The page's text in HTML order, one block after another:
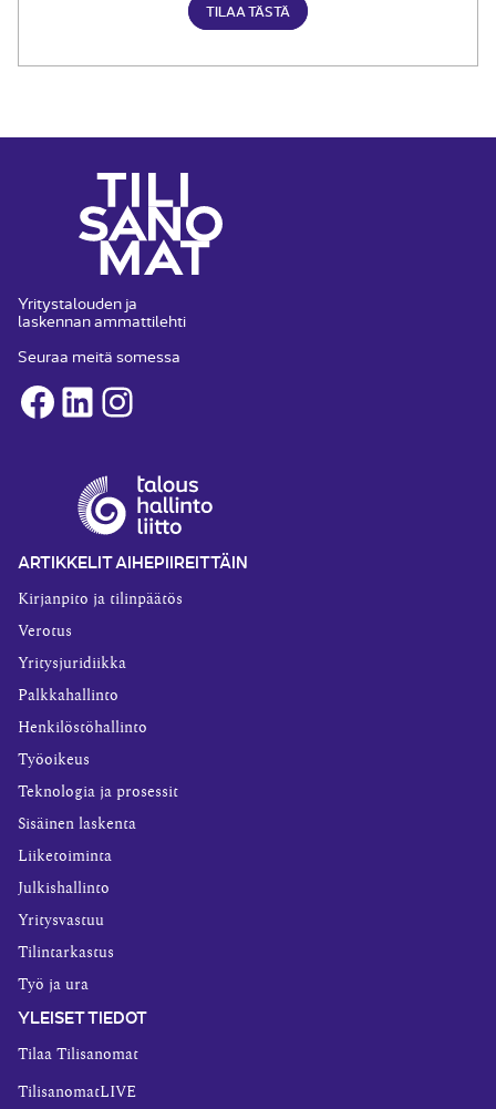
TILAA TÄSTÄ
Yritystalouden ja
laskennan ammattilehti
Seuraa meitä somessa
Facebook
LinkedInInstagram
ARTIKKELIT AIHEPIIREITTÄIN
Kirjanpito ja tilinpäätös
Verotus
Yritysjuridiikka
Palkkahallinto
Henkilöstöhallinto
Työoikeus
Teknologia ja prosessit
Sisäinen laskenta
Liiketoiminta
Julkishallinto
Yritysvastuu
Tilintarkastus
Työ ja ura
YLEISET TIEDOT
Tilaa Tilisanomat
TilisanomatLIVE